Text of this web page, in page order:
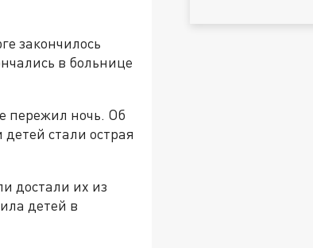
закончилось
в больнице
пережил ночь. Об
стали острая
достали их из
детей в